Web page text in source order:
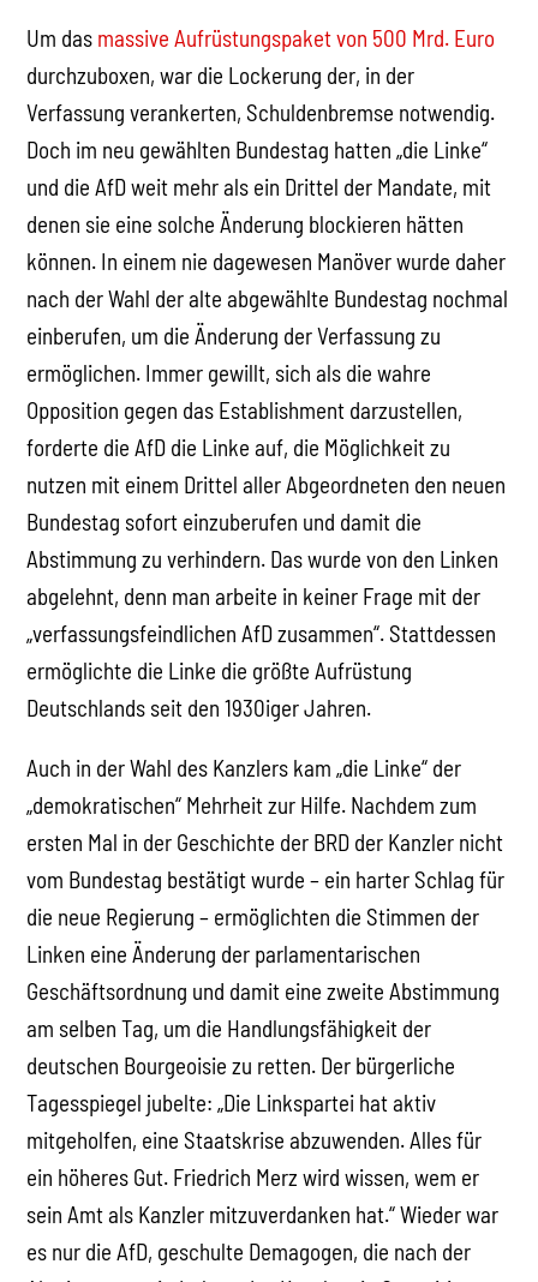
Um das massive Aufrüstungspaket von 500 Mrd. Euro
durchzuboxen, war die Lockerung der, in der
Verfassung verankerten, Schuldenbremse notwendig.
Doch im neu gewählten Bundestag hatten „die Linke“
und die AfD weit mehr als ein Drittel der Mandate, mit
denen sie eine solche Änderung blockieren hätten
können. In einem nie dagewesen Manöver wurde daher
nach der Wahl der alte abgewählte Bundestag nochmal
einberufen, um die Änderung der Verfassung zu
ermöglichen. Immer gewillt, sich als die wahre
Opposition gegen das Establishment darzustellen,
forderte die AfD die Linke auf, die Möglichkeit zu
nutzen mit einem Drittel aller Abgeordneten den neuen
Bundestag sofort einzuberufen und damit die
Abstimmung zu verhindern. Das wurde von den Linken
abgelehnt, denn man arbeite in keiner Frage mit der
„verfassungsfeindlichen AfD zusammen“. Stattdessen
ermöglichte die Linke die größte Aufrüstung
Deutschlands seit den 1930iger Jahren.
Auch in der Wahl des Kanzlers kam „die Linke“ der
„demokratischen“ Mehrheit zur Hilfe. Nachdem zum
ersten Mal in der Geschichte der BRD der Kanzler nicht
vom Bundestag bestätigt wurde – ein harter Schlag für
die neue Regierung – ermöglichten die Stimmen der
Linken eine Änderung der parlamentarischen
Geschäftsordnung und damit eine zweite Abstimmung
am selben Tag, um die Handlungsfähigkeit der
deutschen Bourgeoisie zu retten. Der bürgerliche
Tagesspiegel jubelte: „Die Linkspartei hat aktiv
mitgeholfen, eine Staatskrise abzuwenden. Alles für
ein höheres Gut. Friedrich Merz wird wissen, wem er
sein Amt als Kanzler mitzuverdanken hat.“ Wieder war
es nur die AfD, geschulte Demagogen, die nach der